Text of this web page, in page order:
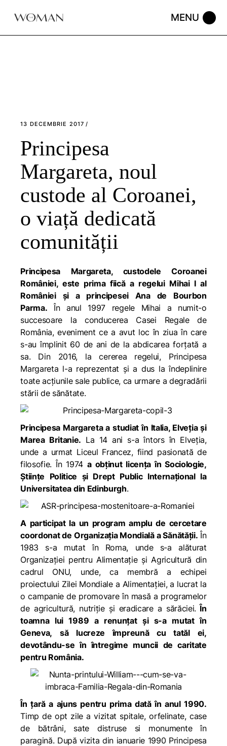
13 DECEMBRIE 2017
Principesa
Margareta, noul
custode al Coroanei,
o viață dedicată
comunității
Principesa Margareta, custodele Coroanei
României, este prima fiică a regelui Mihai I al
României și a principesei Ana de Bourbon
Parma. În anul 1997 regele Mihai a numit-o
succesoare la conducerea Casei Regale de
România, eveniment ce a avut loc în ziua în care
s-au împlinit 60 de ani de la abdicarea forțată a
sa. Din 2016, la cererea regelui, Principesa
Margareta l-a reprezentat și a dus la îndeplinire
toate acțiunile sale publice, ca urmare a degradării
stării de sănătate.
Principesa Margareta a studiat în Italia, Elveția și
Marea Britanie. La 14 ani s-a întors în Elveția,
unde a urmat Liceul Francez, fiind pasionată de
filosofie. În 1974 a obținut licența în Sociologie,
Științe Politice și Drept Public Internațional la
Universitatea din Edinburgh.
A participat la un program amplu de cercetare
coordonat de Organizația Mondială a Sănătății. În
1983 s-a mutat în Roma, unde s-a alăturat
Organizației pentru Alimentație și Agricultură din
cadrul ONU, unde, ca membră a echipei
proiectului Zilei Mondiale a Alimentației, a lucrat la
o campanie de promovare în masă a programelor
de agricultură, nutriție și eradicare a sărăciei. În
toamna lui 1989 a renunțat și s-a mutat în
Geneva, să lucreze împreună cu tatăl ei,
devotându-se în întregime muncii de caritate
pentru România.
În țară a ajuns pentru prima dată în anul 1990.
Timp de opt zile a vizitat spitale, orfelinate, case
de bătrâni, sate distruse si monumente în
paragină. După vizita din ianuarie 1990 Principesa